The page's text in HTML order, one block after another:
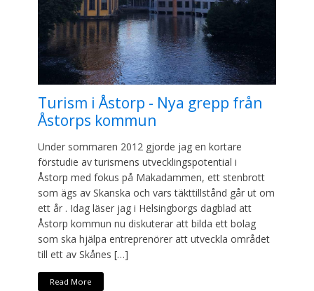
Turism i Åstorp - Nya grepp från
Åstorps kommun
Under sommaren 2012 gjorde jag en kortare
förstudie av turismens utvecklingspotential i
Åstorp med fokus på Makadammen, ett stenbrott
som ägs av Skanska och vars täkttillstånd går ut om
ett år . Idag läser jag i Helsingborgs dagblad att
Åstorp kommun nu diskuterar att bilda ett bolag
som ska hjälpa entreprenörer att utveckla området
till ett av Skånes […]
Read More